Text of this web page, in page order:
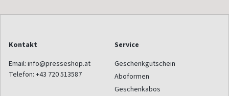
Kontakt
Email: info@presseshop.at
Telefon: +43 720 513587
Service
Geschenkgutschein
Aboformen
Geschenkabos